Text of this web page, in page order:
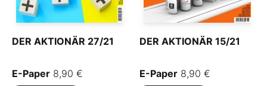
DER AKTIONÄR 27/21
E-Paper 8,90 €
DER AKTIONÄR 15/21
E-Paper 8,90 €